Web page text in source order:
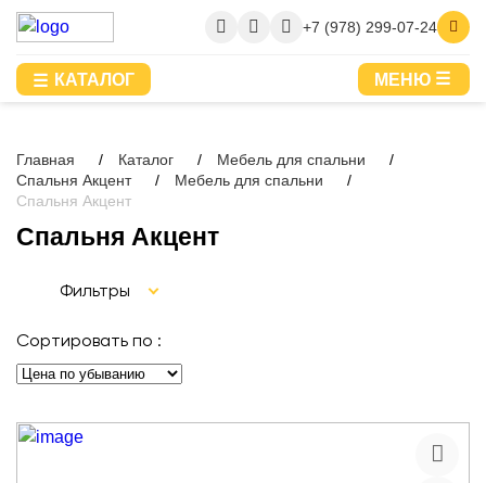
+7 (978) 299-07-24
КАТАЛОГ МЕНЮ
Главная Каталог
Мебель для спальни
Спальня Акцент
Мебель для спальни
Спальня Акцент
Спальня Акцент
Фильтры
Сортировать по :